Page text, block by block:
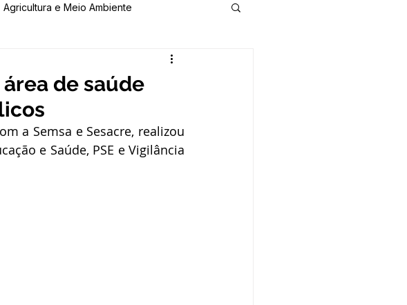
Agricultura e Meio Ambiente
Social
Notas e Comunicado
de saúde
a Semsa e Sesacre, realizou
e Saúde, PSE e Vigilância